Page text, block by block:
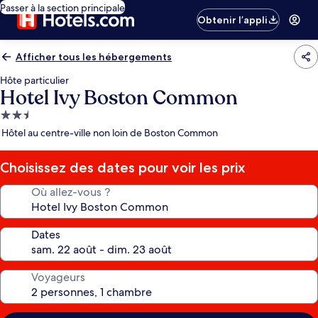
Passer à la section principale
Obtenir l’appli
Afficher tous les hébergements
Hôte particulier
Hotel Ivy Boston Common
Hébergement
2.5 étoiles
Hôtel au centre-ville non loin de Boston Common
Choisissez des dates pour voir les prix
Où allez-vous ?
Dates
Voyageurs